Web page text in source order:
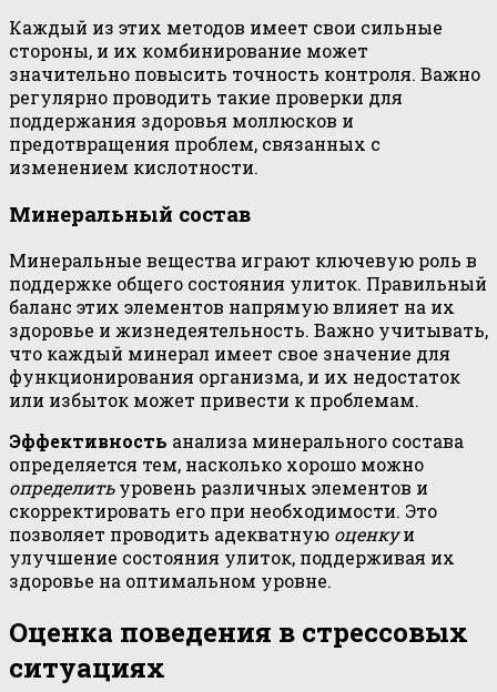
Каждый из этих методов имеет свои сильные
стороны, и их комбинирование может
значительно повысить точность контроля. Важно
регулярно проводить такие проверки для
поддержания здоровья моллюсков и
предотвращения проблем, связанных с
изменением кислотности.
Минеральный состав
Минеральные вещества играют ключевую роль в
поддержке общего состояния улиток. Правильный
баланс этих элементов напрямую влияет на их
здоровье и жизнедеятельность. Важно учитывать,
что каждый минерал имеет свое значение для
функционирования организма, и их недостаток
или избыток может привести к проблемам.
Эффективность анализа минерального состава
определяется тем, насколько хорошо можно
определитьуровень различных элементов и
скорректировать его при необходимости. Это
позволяет проводить адекватную оценкуи
улучшение состояния улиток, поддерживая их
здоровье на оптимальном уровне.
Оценка поведения в стрессовых
ситуациях